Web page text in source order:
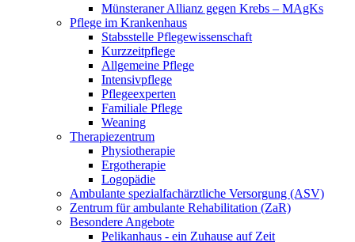
Münsteraner Allianz gegen Krebs – MAgKs
Pflege im Krankenhaus
Stabsstelle Pflegewissenschaft
Kurzzeitpflege
Allgemeine Pflege
Intensivpflege
Pflegeexperten
Familiale Pflege
Weaning
Therapiezentrum
Physiotherapie
Ergotherapie
Logopädie
Ambulante spezialfachärztliche Versorgung (ASV)
Zentrum für ambulante Rehabilitation (ZaR)
Besondere Angebote
Pelikanhaus - ein Zuhause auf Zeit